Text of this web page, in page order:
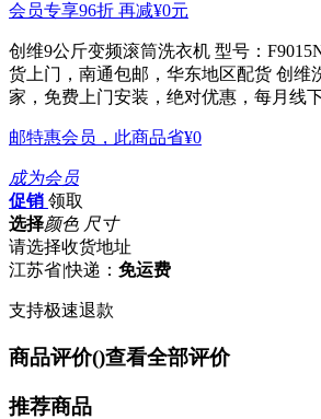
会员专享96折 再减¥0元
创维9公斤变频滚筒洗衣机 型号：
货上门，南通包邮，华东地区配货 创维
家，免费上门安装，绝对优惠，每月线
邮特惠会员，此商品省¥0
成为会员
促销 领取
选择颜色 尺寸
请选择收货地址
江苏省|快递： 免运费
支持极速退款
商品评价()查看全部评价
推荐商品